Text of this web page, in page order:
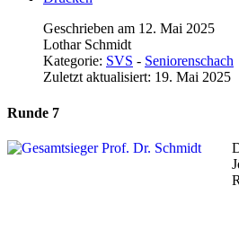
Geschrieben am 12. Mai 2025
Lothar Schmidt
Kategorie: SVS - Seniorenschach
Zuletzt aktualisiert: 19. Mai 2025
Runde 7